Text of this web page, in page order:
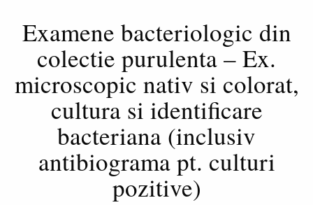
Examene bacteriologic din
colectie purulenta – Ex.
microscopic nativ si colorat,
cultura si identificare
bacteriana (inclusiv
antibiograma pt. culturi
pozitive)